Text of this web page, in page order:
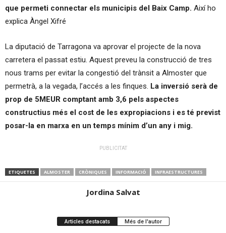
que permeti connectar els municipis del Baix Camp. Així ho
explica Àngel Xifré
La diputació de Tarragona va aprovar el projecte de la nova
carretera el passat estiu. Aquest preveu la construcció de tres
nous trams per evitar la congestió del trànsit a Almoster que
permetrà, a la vegada, l’accés a les finques. La inversió serà de
prop de 5MEUR comptant amb 3,6 pels aspectes
constructius més el cost de les expropiacions i es té previst
posar-la en marxa en un temps mínim d’un any i mig.
PUBLICITAT
ETIQUETES ALMOSTER CRÒNIQUES INFORMACIÓ INFRAESTRUCTURES
Jordina Salvat
Articles destacats Més de l'autor